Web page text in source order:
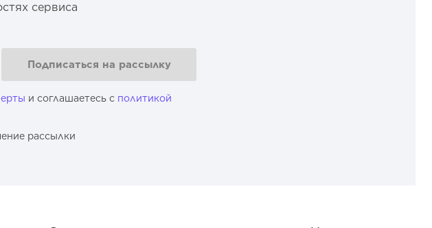
сервиса
Подписаться на рассылку
и соглашаетесь с политикой
рассылки